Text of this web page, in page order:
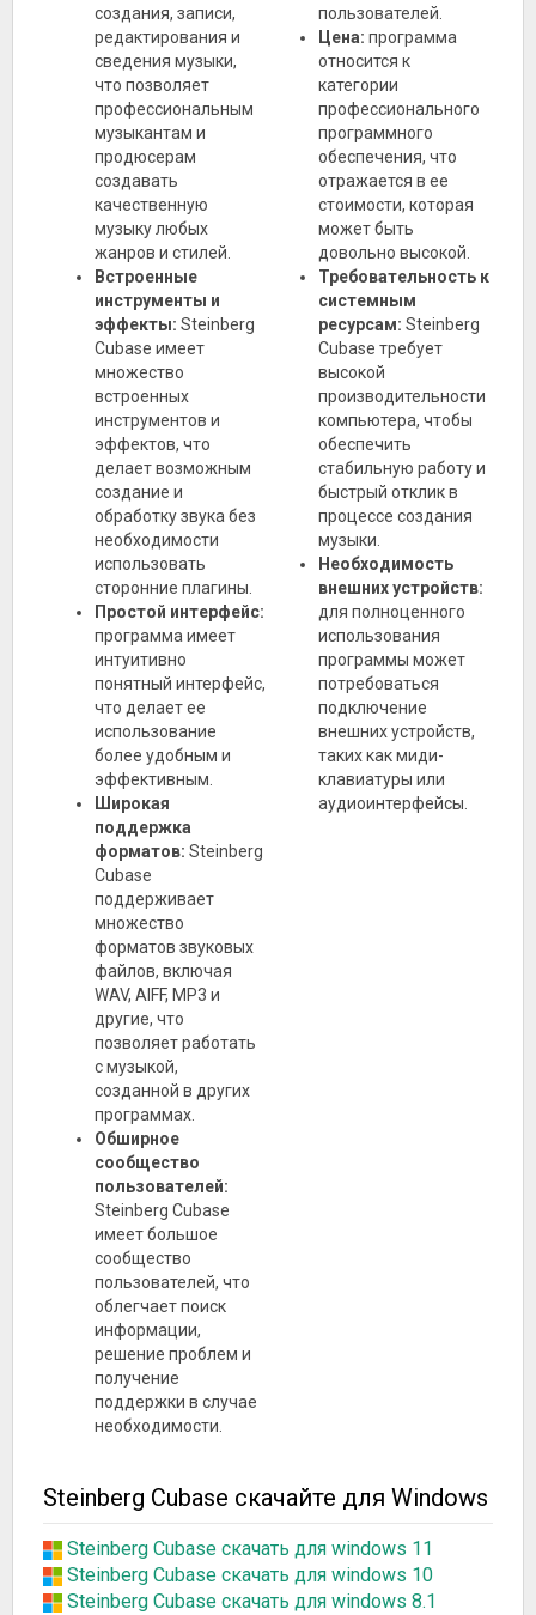
создания, записи,
редактирования и
сведения музыки,
что позволяет
профессиональным
музыкантам и
продюсерам
создавать
качественную
музыку любых
жанров и стилей.
Встроенные
инструменты и
эффекты: Steinberg
Cubase имеет
множество
встроенных
инструментов и
эффектов, что
делает возможным
создание и
обработку звука без
необходимости
использовать
сторонние плагины.
Простой интерфейс:
программа имеет
интуитивно
понятный интерфейс,
что делает ее
использование
более удобным и
эффективным.
Широкая
поддержка
форматов: Steinberg
Cubase
поддерживает
множество
форматов звуковых
файлов, включая
WAV, AIFF, MP3 и
другие, что
позволяет работать
с музыкой,
созданной в других
программах.
Обширное
сообщество
пользователей:
Steinberg Cubase
имеет большое
сообщество
пользователей, что
облегчает поиск
информации,
решение проблем и
получение
поддержки в случае
необходимости.
пользователей.
Цена: программа
относится к
категории
профессионального
программного
обеспечения, что
отражается в ее
стоимости, которая
может быть
довольно высокой.
Требовательность к
системным
ресурсам: Steinberg
Cubase требует
высокой
производительности
компьютера, чтобы
обеспечить
стабильную работу и
быстрый отклик в
процессе создания
музыки.
Необходимость
внешних устройств:
для полноценного
использования
программы может
потребоваться
подключение
внешних устройств,
таких как миди-
клавиатуры или
аудиоинтерфейсы.
Steinberg Cubase скачайте для Windows
Steinberg Cubase скачать для windows 11
Steinberg Cubase скачать для windows 10
Steinberg Cubase скачать для windows 8.1